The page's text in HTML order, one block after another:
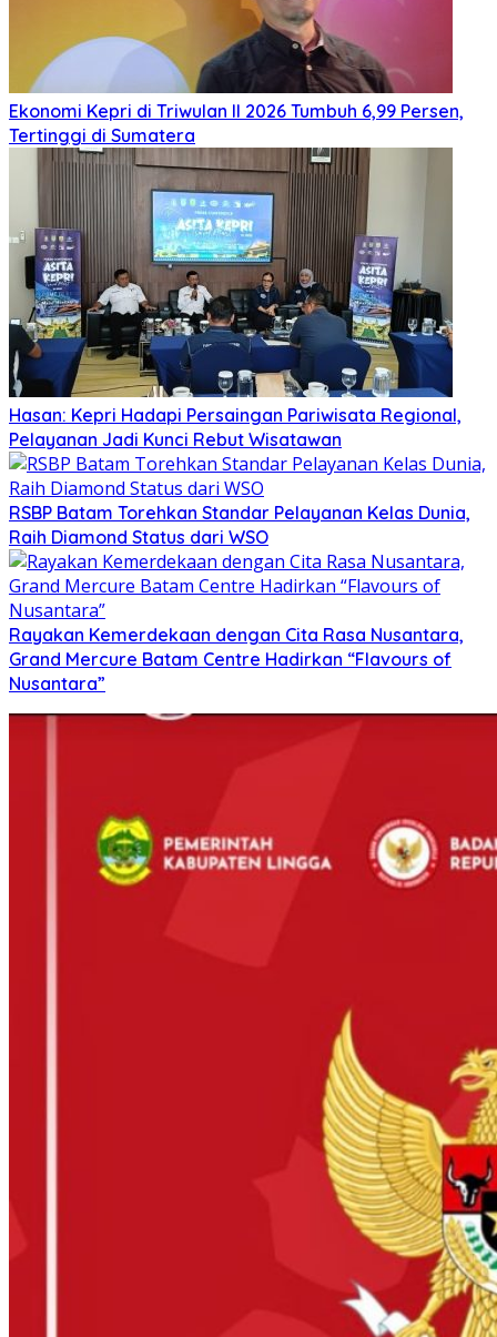
Ekonomi Kepri di Triwulan II 2026 Tumbuh 6,99 Persen,
Tertinggi di Sumatera
Hasan: Kepri Hadapi Persaingan Pariwisata Regional,
Pelayanan Jadi Kunci Rebut Wisatawan
RSBP Batam Torehkan Standar Pelayanan Kelas Dunia,
Raih Diamond Status dari WSO
Rayakan Kemerdekaan dengan Cita Rasa Nusantara,
Grand Mercure Batam Centre Hadirkan “Flavours of
Nusantara”